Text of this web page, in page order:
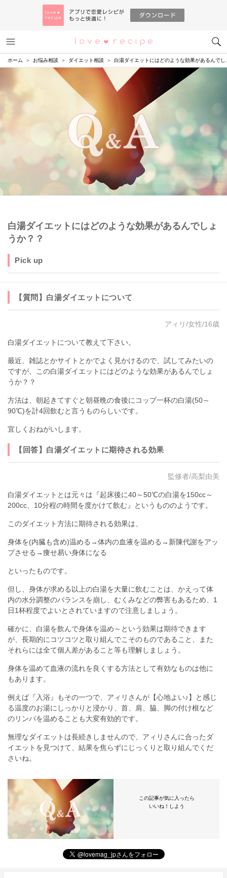
恋愛レシピ
ホーム お悩み相談 ダイエット相談 白湯ダイエットにはどのような効果があるんでし
白湯ダイエットにはどのような効果があるんでしょ
うか？？
Pick up
【質問】白湯ダイエットについて
アィリ/女性/16歳
白湯ダイエットについて教えて下さい。
最近、雑誌とかサイトとかでよく見かけるので、試してみたいの
ですが、この白湯ダイエットにはどのような効果があるんでしょ
うか？？
方法は、朝起きてすぐと朝昼晩の食後にコップ一杯の白湯(50～
90℃)を計4回飲むと言うものらしいです。
宜しくおねがいします。
【回答】白湯ダイエットに期待される効果
監修者/高梨由美
白湯ダイエットとは元々は『起床後に40～50℃の白湯を150cc～
200cc、10分程の時間を度かけて飲む』というもののようです。
このダイエット方法に期待される効果は、
身体を(内臓も含め)温める→体内の血液を温める→新陳代謝をアッ
プさせる→痩せ易い身体になる
といったものです。
但し、身体が求める以上の白湯を大量に飲むことは、かえって体
内の水分調整のバランスを崩し、むくみなどの弊害もあるため、1
日1杯程度でよいとされていますので注意しましょう。
確かに、白湯を飲んで身体を温め～という効果は期待できます
が、長期的にコツコツと取り組んでこそのものであること、また
それらには全て個人差があること等も理解しましょう。
身体を温めて血液の流れを良くする方法として有効なものは他に
もあります。
例えば『入浴』もその一つで、アィリさんが【心地よい♪】と感じ
る温度のお湯にしっかりと浸かり、首、肩、脇、脚の付け根など
のリンパを温めることも大変有効的です。
無理なダイエットは長続きしませんので、アィリさんに合ったダ
イエットを見つけて、結果を焦らずにじっくりと取り組んでくだ
さいね。
この記事が気に入ったら
いいね！しよう